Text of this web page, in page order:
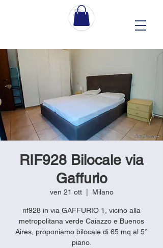
RIF928 Bilocale via
Gaffurio
ven 21 ott
  |
Milano
rif928 in via GAFFURIO 1, vicino alla
metropolitana verde Caiazzo e Buenos
Aires, proponiamo bilocale di 65 mq al 5°
piano.